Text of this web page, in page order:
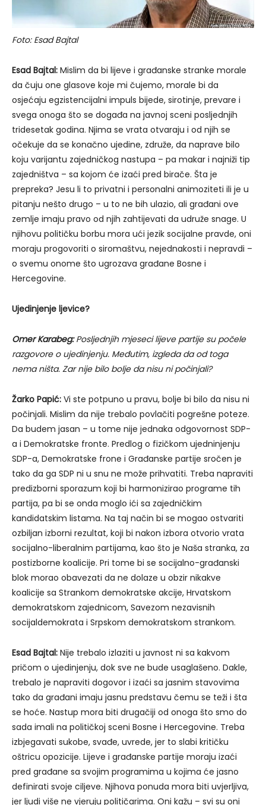
Foto: Esad Bajtal
Esad Bajtal: Mislim da bi lijeve i građanske stranke morale
da čuju one glasove koje mi čujemo, morale bi da
osjećaju egzistencijalni impuls bijede, sirotinje, prevare i
svega onoga što se događa na javnoj sceni posljednjih
tridesetak godina. Njima se vrata otvaraju i od njih se
očekuje da se konačno ujedine, združe, da naprave bilo
koju varijantu zajedničkog nastupa – pa makar i najniži tip
zajedništva – sa kojom će izaći pred birače. Šta je
prepreka? Jesu li to privatni i personalni animoziteti ili je u
pitanju nešto drugo – u to ne bih ulazio, ali građani ove
zemlje imaju pravo od njih zahtijevati da udruže snage. U
njihovu političku borbu mora ući jezik socijalne pravde, oni
moraju progovoriti o siromaštvu, nejednakosti i nepravdi –
o svemu onome što ugrozava građane Bosne i
Hercegovine.
Ujedinjenje ljevice?
Omer Karabeg:Posljednjih mjeseci lijeve partije su počele
razgovore o ujedinjenju. Međutim, izgleda da od toga
nema ništa. Zar nije bilo bolje da nisu ni počinjali?
Žarko Papić: Vi ste potpuno u pravu, bolje bi bilo da nisu ni
počinjali. Mislim da nije trebalo povlačiti pogrešne poteze.
Da budem jasan – u tome nije jednaka odgovornost SDP-
a i Demokratske fronte. Predlog o fizičkom ujedninjenju
SDP-a, Demokratske frone i Građanske partije sročen je
tako da ga SDP ni u snu ne može prihvatiti. Treba napraviti
predizborni sporazum koji bi harmonizirao programe tih
partija, pa bi se onda moglo ići sa zajedničkim
kandidatskim listama. Na taj način bi se mogao ostvariti
ozbiljan izborni rezultat, koji bi nakon izbora otvorio vrata
socijalno-liberalnim partijama, kao što je Naša stranka, za
postizborne koalicije. Pri tome bi se socijalno-građanski
blok morao obavezati da ne dolaze u obzir nikakve
koalicije sa Strankom demokratske akcije, Hrvatskom
demokratskom zajednicom, Savezom nezavisnih
socijaldemokrata i Srpskom demokratskom strankom.
Esad Bajtal: Nije trebalo izlaziti u javnost ni sa kakvom
pričom o ujedinjenju, dok sve ne bude usaglašeno. Dakle,
trebalo je napraviti dogovor i izaći sa jasnim stavovima
tako da građani imaju jasnu predstavu čemu se teži i šta
se hoće. Nastup mora biti drugačiji od onoga što smo do
sada imali na političkoj sceni Bosne i Hercegovine. Treba
izbjegavati sukobe, svađe, uvrede, jer to slabi kritičku
oštricu opozicije. Lijeve i građanske partije moraju izaći
pred građane sa svojim programima u kojima će jasno
definirati svoje ciljeve. Njihova ponuda mora biti uvjerljiva,
jer ljudi više ne vjeruju političarima. Oni kažu – svi su oni